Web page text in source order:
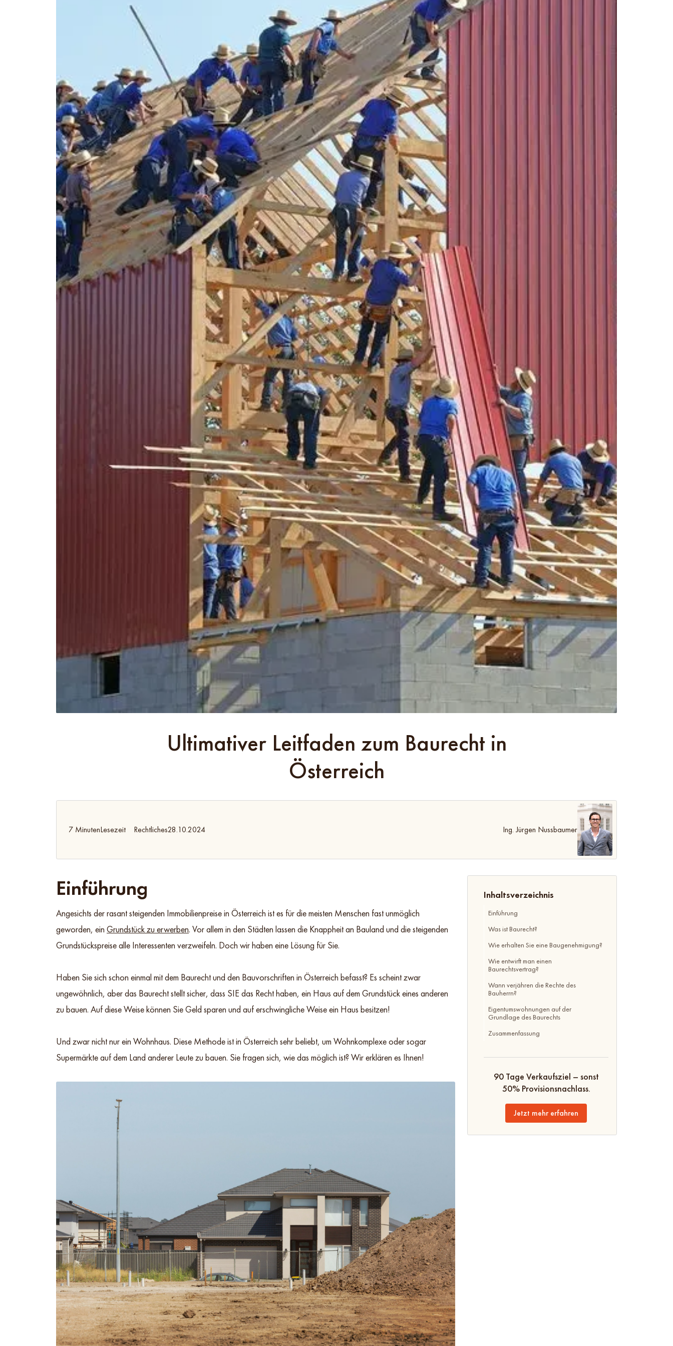
Ultimativer Leitfaden zum Baurecht in
Österreich
7 MinutenLesezeit Rechtliches28.10.2024 Ing. Jürgen Nussbaumer
Einführung
Angesichts der rasant steigenden Immobilienpreise in Österreich ist es für die meisten Menschen fast unmöglich
geworden, ein Grundstück zu erwerben. Vor allem in den Städten lassen die Knappheit an Bauland und die steigenden
Grundstückspreise alle Interessenten verzweifeln. Doch wir haben eine Lösung für Sie.
Haben Sie sich schon einmal mit dem Baurecht und den Bauvorschriften in Österreich befasst? Es scheint zwar
ungewöhnlich, aber das Baurecht stellt sicher, dass SIE das Recht haben, ein Haus auf dem Grundstück eines anderen
zu bauen. Auf diese Weise können Sie Geld sparen und auf erschwingliche Weise ein Haus besitzen!
Und zwar nicht nur ein Wohnhaus. Diese Methode ist in Österreich sehr beliebt, um Wohnkomplexe oder sogar
Supermärkte auf dem Land anderer Leute zu bauen. Sie fragen sich, wie das möglich ist? Wir erklären es Ihnen!
Inhaltsverzeichnis
Einführung
Was ist Baurecht?
Wie erhalten Sie eine Baugenehmigung?
Wie entwirft man einen
Baurechtsvertrag?
Wann verjähren die Rechte des
Bauherrn?
Eigentumswohnungen auf der
Grundlage des Baurechts
Zusammenfassung
90 Tage Verkaufsziel – sonst
50% Provisionsnachlass.
Jetzt mehr erfahren